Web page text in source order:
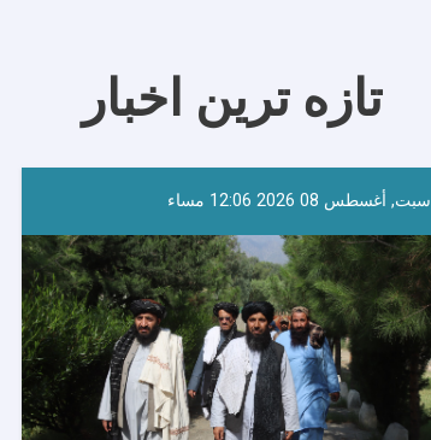
تازه ترین اخبار
سبت, أغسطس 08 2026 12:06 مساء